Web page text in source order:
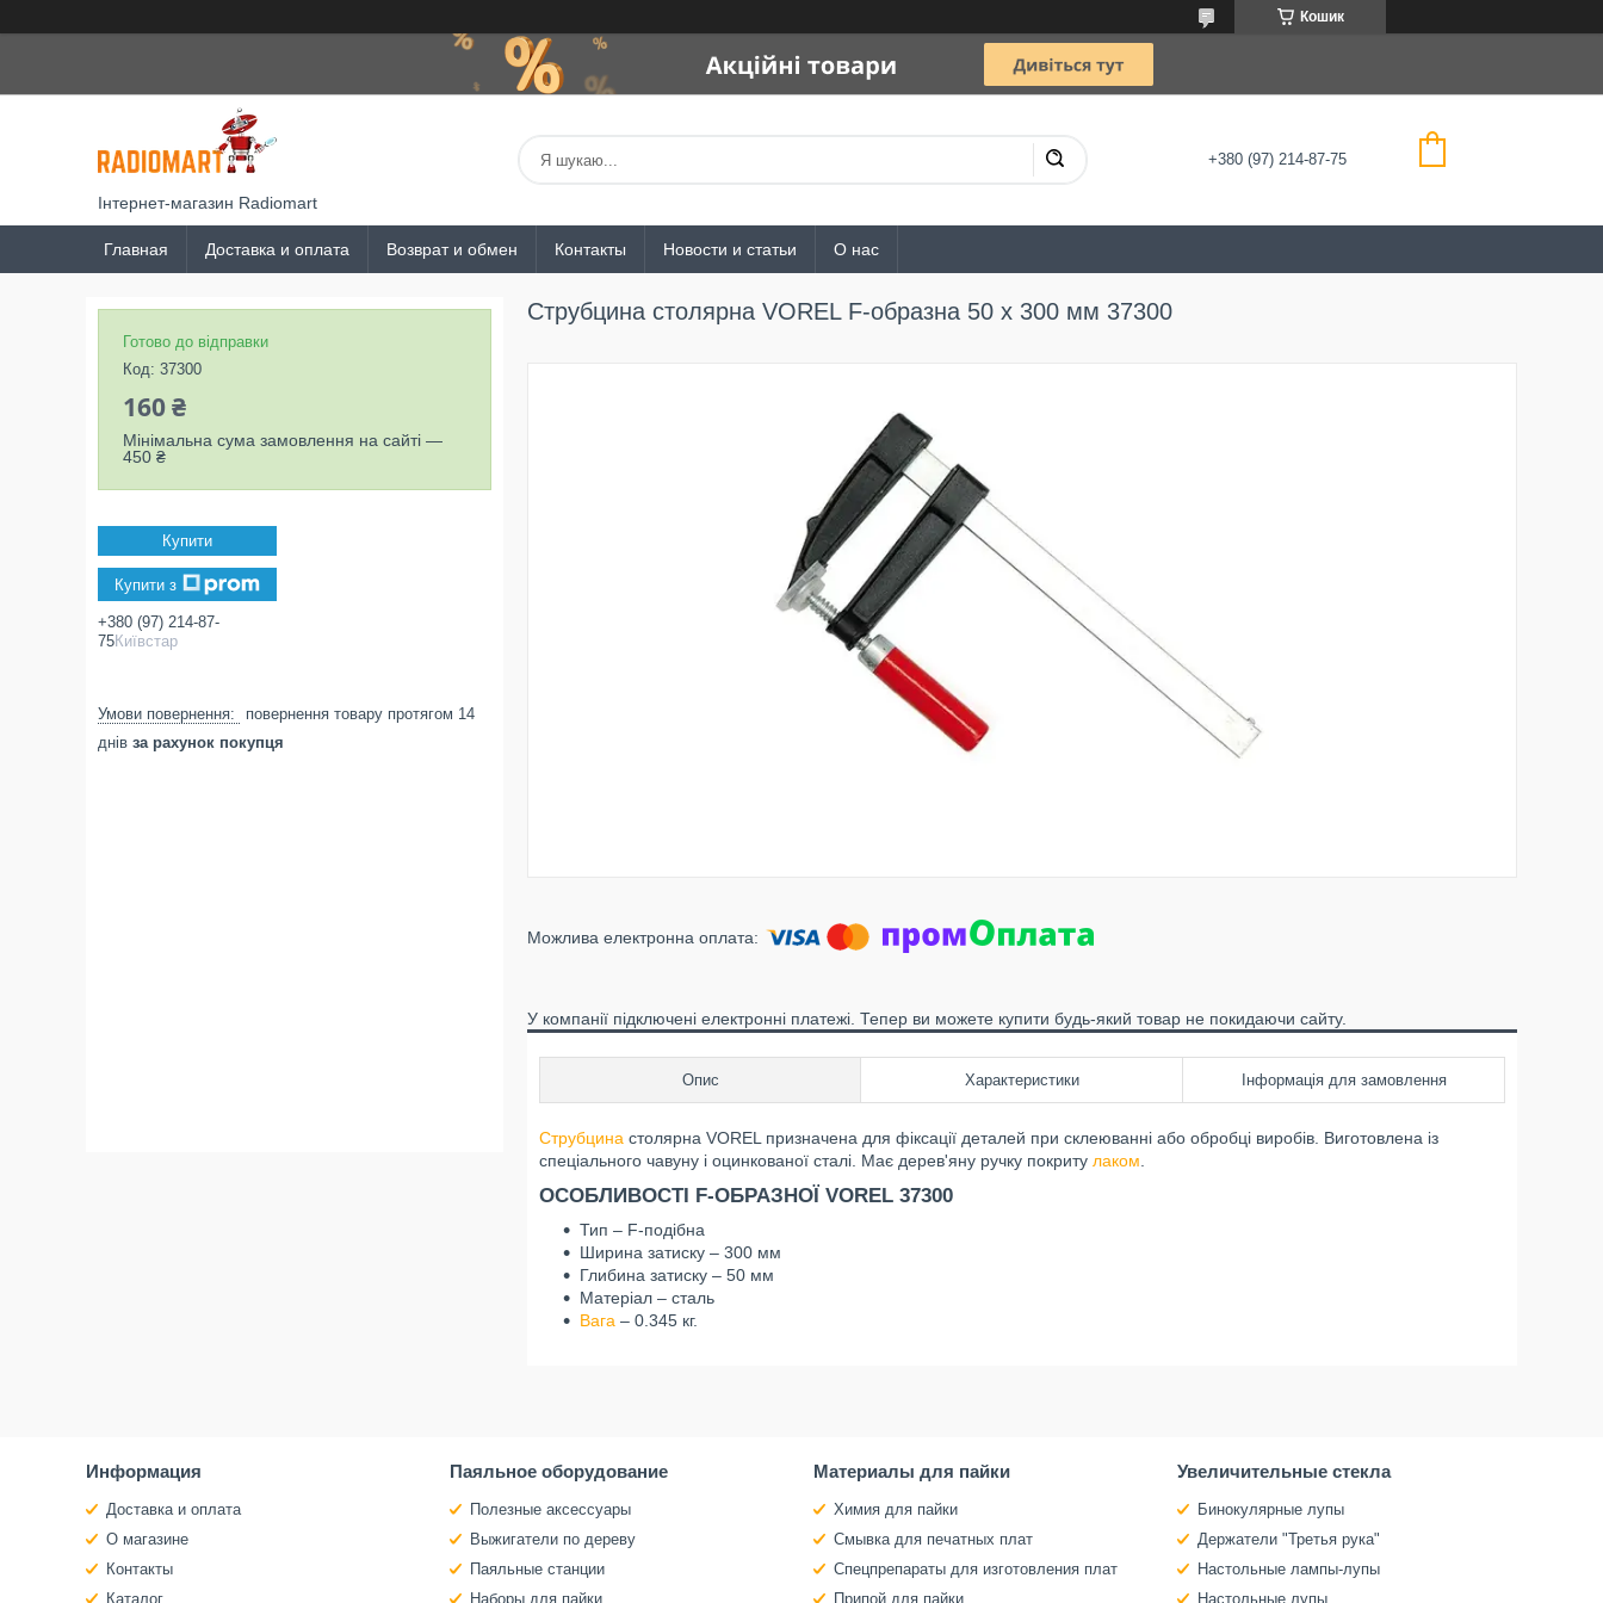
Кошик
Інтернет-магазин Radiomart
+380 (97) 214-87-75
Главная Доставка и оплата Возврат и обмен Контакты Новости и статьи О нас
Струбцина столярна VOREL F-образна 50 x 300 мм 37300
У компанії підключені електронні платежі. Тепер ви можете купити будь-який товар не покидаючи сайту.
Опис Характеристики Інформація для замовлення
Струбцина столярна VOREL призначена для фіксації деталей при склеюванні або обробці виробів. Виготовлена із
спеціального чавуну і оцинкованої сталі. Має дерев'яну ручку покриту лаком
ОСОБЛИВОСТІ F-ОБРАЗНОЇ VOREL 37300
Тип – F-подібна
Ширина затиску – 300 мм
Глибина затиску – 50 мм
Матеріал – сталь
Вага – 0.345 кг.
Готово до відправки
Код: 37300
160 ₴
Мінімальна сума замовлення на сайті —
450 ₴
Купити
Купити з
+380 (97) 214-87-
75Київстар
повернення товару протягом 14
днів за рахунок покупця
Информация
Доставка и оплата
О магазине
Контакты
Каталог
Паяльное оборудование
Полезные аксессуары
Выжигатели по дереву
Паяльные станции
Наборы для пайки
Материалы для пайки
Химия для пайки
Смывка для печатных плат
Спецпрепараты для изготовления плат
Припой для пайки
Увеличительные стекла
Бинокулярные лупы
Держатели "Третья рука"
Настольные лампы-лупы
Настольные лупы